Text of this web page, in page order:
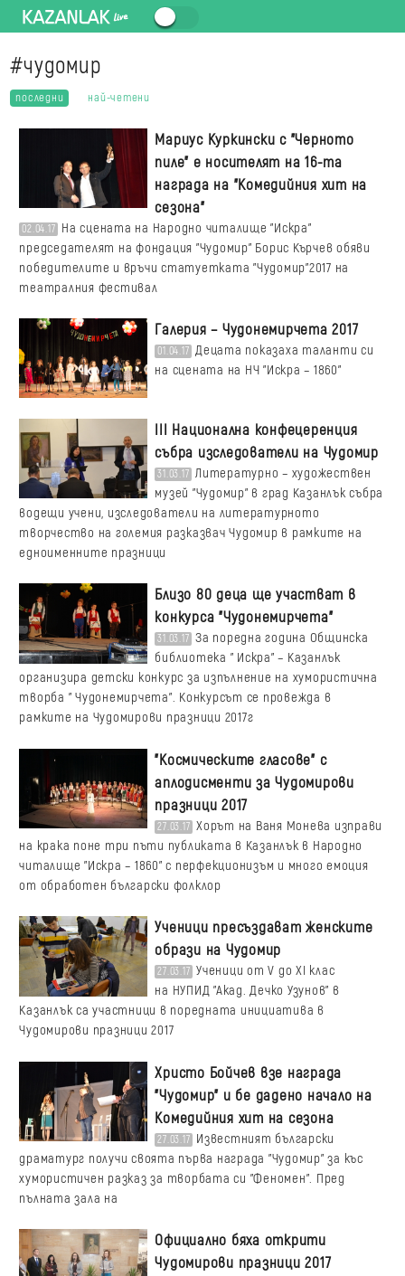
#чудомир
последни най-четени
Мариус Куркински с "Черното
пиле" е носителят на 16-та
награда на "Комедийния хит на
сезона"
02.04.17 На сцената на Народно читалище "Искра"
председателят на фондация "Чудомир" Борис Кърчев обяви
победителите и връчи статуетката "Чудомир"2017 на
театралния фестивал
Галерия – Чудонемирчета 2017
01.04.17 Децата показаха таланти си
на сцената на НЧ "Искра – 1860"
III Национална конфецеренция
събра изследователи на Чудомир
31.03.17 Литературно – художествен
музей "Чудомир" в град Казанлък събра
водещи учени, изследователи на литературното
творчество на големия разказвач Чудомир в рамките на
едноименните празници
Близо 80 деца ще участват в
конкурса "Чудонемирчета"
31.03.17 За поредна година Общинска
библиотека " Искра" – Казанлък
организира детски конкурс за изпълнение на хумористична
творба " Чудонемирчета". Конкурсът се провежда в
рамките на Чудомирови празници 2017г
"Космическите гласове" с
аплодисменти за Чудомирови
празници 2017
27.03.17 Хорът на Ваня Монева изправи
на крака поне три пъти публиката в Казанлък в Народно
читалище "Искра – 1860" с перфекционизъм и много емоция
от обработен български фолклор
Ученици пресъздават женските
образи на Чудомир
27.03.17 Ученици от V до XI клас
на НУПИД "Акад. Дечко Узунов" в
Казанлък са участници в поредната инициатива в
Чудомирови празници 2017
Христо Бойчев взе награда
"Чудомир" и бе дадено начало на
Комедийния хит на сезона
27.03.17 Известният български
драматург получи своята първа награда "Чудомир" за къс
хумористичен разказ за творбата си "Феномен". Пред
пълната зала на
Официално бяха открити
Чудомирови празници 2017